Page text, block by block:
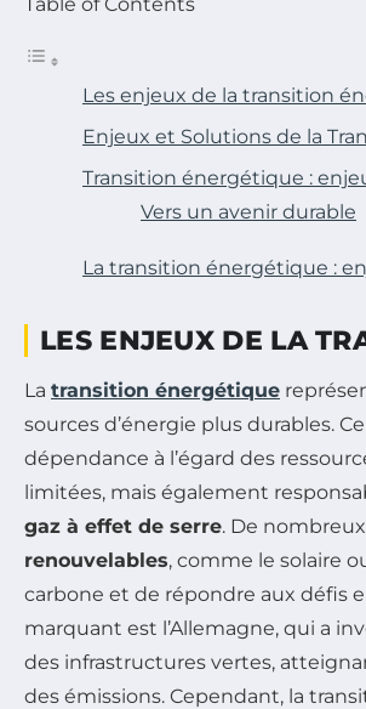
Les enjeux de la transition
Enjeux et Solutions de la
Transition énergétique :
Vers un avenir durable
La transition énergétique :
LES ENJEUX DE LA
La transition énergétique
sources d’énergie plus durables.
dépendance à l’égard des
limitées, mais également
gaz à effet de serre. De
renouvelables, comme le solaire
carbone et de répondre aux défis
marquant est l’Allemagne, qui a
des infrastructures vertes,
des émissions. Cependant, la